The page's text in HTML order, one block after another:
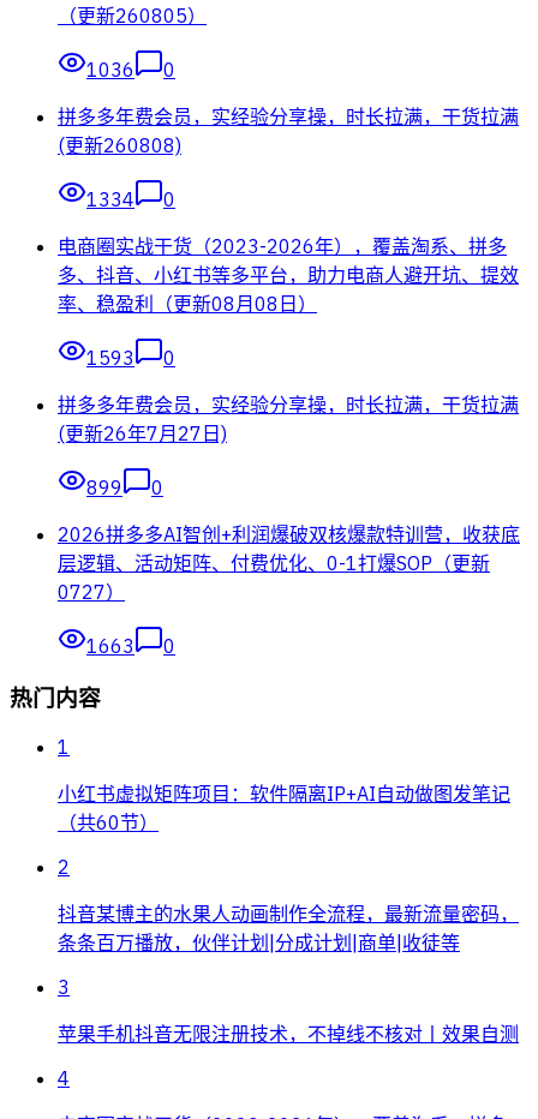
（更新260805）
1036
0
拼多多年费会员，实经验分享操，时长拉满，干货拉满
(更新260808)
1334
0
电商圈实战干货（2023-2026年），覆盖淘系、拼多
多、抖音、小红书等多平台，助力电商人避开坑、提效
率、稳盈利（更新08月08日）
1593
0
拼多多年费会员，实经验分享操，时长拉满，干货拉满
(更新26年7月27日)
899
0
2026拼多多AI智创+利润爆破双核爆款特训营，收获底
层逻辑、活动矩阵、付费优化、0-1打爆SOP（更新
0727）
1663 0
热门内容
1
小红书虚拟矩阵项目：软件隔离IP+AI自动做图发笔记
（共60节）
2
抖音某博主的水果人动画制作全流程，最新流量密码，
条条百万播放，伙伴计划|分成计划|商单|收徒等
3
苹果手机抖音无限注册技术，不掉线不核对丨效果自测
4